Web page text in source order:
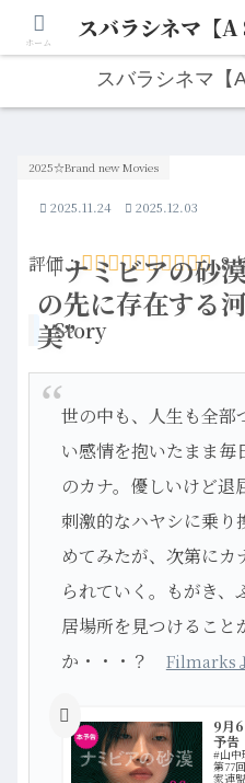
人生は“ひとりごと”から始
スバラシネマ【
「ナミビアの砂
の先に存在する
美”
2025☆Brand new Movies
2025.11.24 2025.12.03
評価： 8
Story
世の中も、人生も全部
い感情を抱いたまま
のカナ。優しいけど退
刺激的なハヤシに乗り
めてみたが、次第にカ
られていく。もがき
居場所を見つけること
か・・・？ Filmarks
9月
予告
#山
第77
家連
ホーム スバラシネマ【